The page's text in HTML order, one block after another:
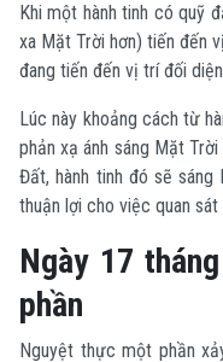
Khi một hành tinh có quỹ
xa Mặt Trời hơn) tiến đến
đang tiến đến vị trí đối
Lúc này khoảng cách từ
phản xạ ánh sáng Mặt
Đất, hành tinh đó sẽ
thuận lợi cho việc quan sát
Ngày 17
phần
Nguyệt thực một phần